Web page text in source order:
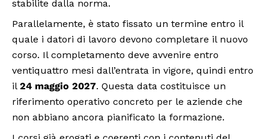
stabilite dalla norma.
Parallelamente, è stato fissato un termine entro il
quale i datori di lavoro devono completare il nuovo
corso. Il completamento deve avvenire entro
ventiquattro mesi dall’entrata in vigore, quindi entro
il 24 maggio 2027. Questa data costituisce un
riferimento operativo concreto per le aziende che
non abbiano ancora pianificato la formazione.